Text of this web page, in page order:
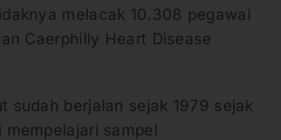
melacak 10.308 pegawai
Caerphilly Heart Disease
sudah berjalan sejak 1979 sejak
mempelajari sampel